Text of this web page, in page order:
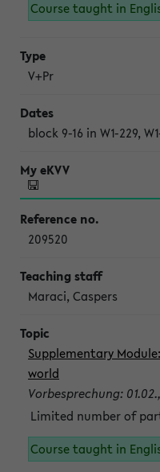
Course taught in
V+Pr
block 9-16 in W1-229,
209520
Maraci, Caspers
Supplementary
world
Vorbesprechung:
Limited number of
Course taught in